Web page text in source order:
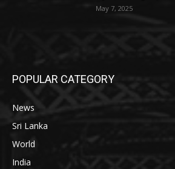
May 7, 2025
POPULAR CATEGORY
News
Sri Lanka
World
India